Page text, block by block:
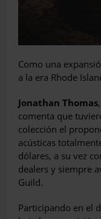
Como una
a la era Rhode
Jonathan Thomas
comenta que
colección el
acústicas
dólares, a su vez
dealers y siempre
Guild.
Participando en el